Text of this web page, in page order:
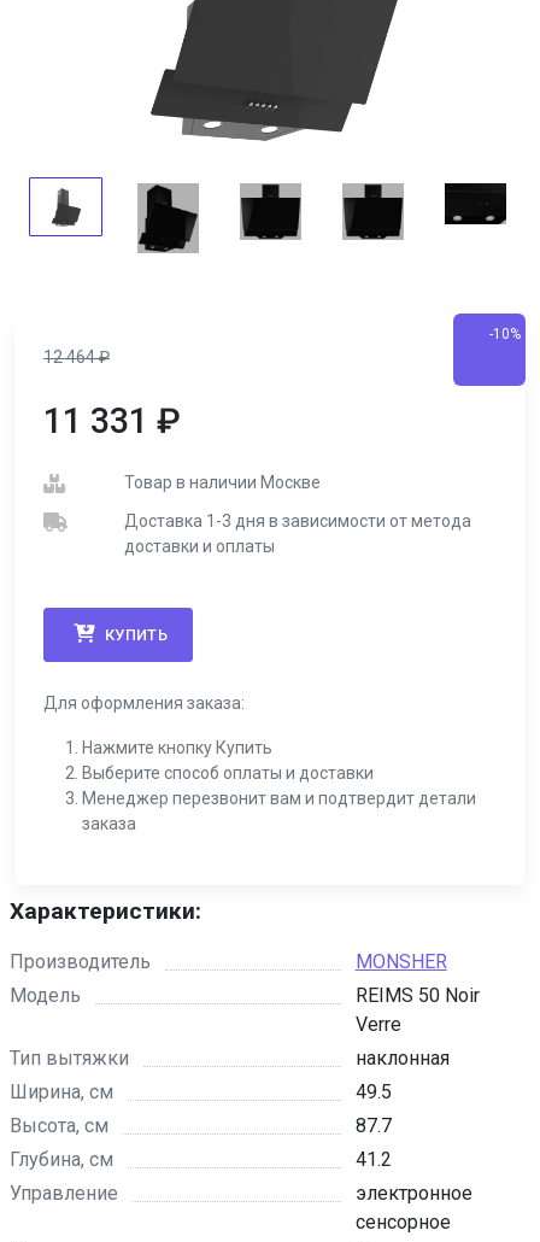
12 464₽
-10%
11 331 ₽
Товар в наличии Москве
Доставка 1-3 дня в зависимости от метода
доставки и оплаты
КУПИТЬ
Для оформления заказа:
Нажмите кнопку Купить
Выберите способ оплаты и доставки
Менеджер перезвонит вам и подтвердит детали
заказа
Характеристики:
Производитель
MONSHER
Модель
REIMS 50 Noir
Verre
Тип вытяжки
наклонная
Ширина, см
49.5
Высота, см
87.7
Глубина, см
41.2
Управление
электронное
сенсорное